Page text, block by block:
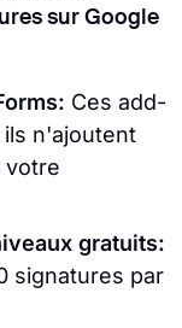
sur Google
Ces add-
n'ajoutent
votre
gratuits:
signatures par